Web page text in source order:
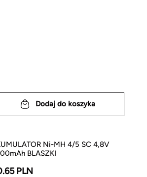
Dodaj do koszyka
Ni-MH 4/5 SC 4,8V
BLASZKI
PLN